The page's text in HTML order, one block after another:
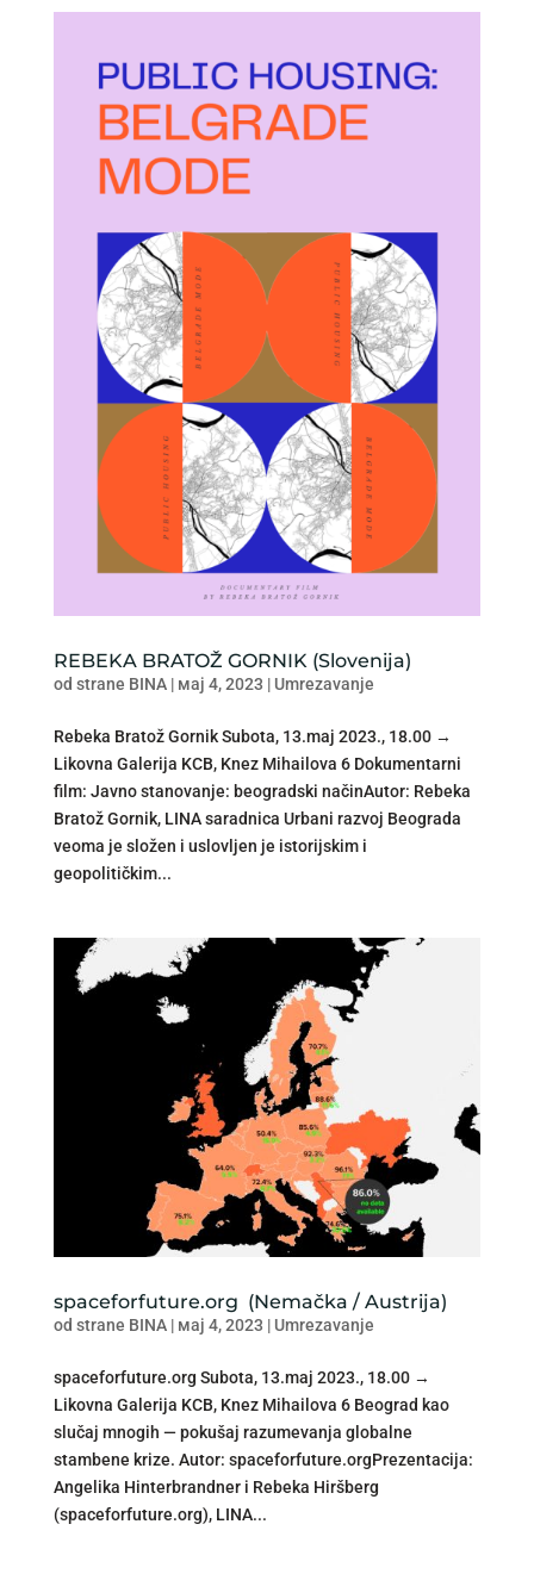
REBEKA BRATOŽ GORNIK (Slovenija)
od strane BINA| мај 4, 2023 | Umrezavanje
Rebeka Bratož Gornik Subota, 13.maj 2023., 18.00 →
Likovna Galerija KCB, Knez Mihailova 6 Dokumentarni
film: Javno stanovanje: beogradski načinAutor: Rebeka
Bratož Gornik, LINA saradnica Urbani razvoj Beograda
veoma je složen i uslovljen je istorijskim i
geopolitičkim...
spaceforfuture.org (Nemačka / Austrija)
od strane BINA| мај 4, 2023 | Umrezavanje
spaceforfuture.org Subota, 13.maj 2023., 18.00 →
Likovna Galerija KCB, Knez Mihailova 6 Beograd kao
slučaj mnogih — pokušaj razumevanja globalne
stambene krize. Autor: spaceforfuture.orgPrezentacija:
Angelika Hinterbrandner i Rebeka Hiršberg
(spaceforfuture.org), LINA...